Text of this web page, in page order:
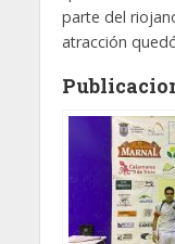
parte del
atracción